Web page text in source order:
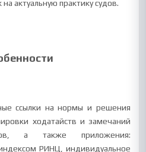
актуальную практику судов.
ссылки на нормы и решения
ходатайств и замечаний
а также приложения:
РИНЦ, индивидуальное